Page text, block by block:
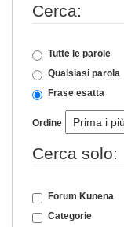
Cerca:
Tutte le parole
Qualsiasi parola
Frase esatta
Ordine
Cerca solo:
Forum Kunena
Categorie